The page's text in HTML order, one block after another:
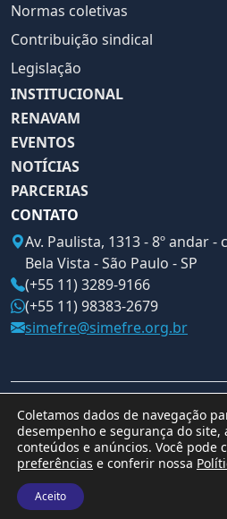
Normas coletivas
Contribuição sindical
Legislação
INSTITUCIONAL
RENAVAM
EVENTOS
NOTÍCIAS
PARCERIAS
CONTATO
Av. Paulista, 1313 - 8º andar -
Bela Vista - São Paulo - SP
(+55 11) 3289-9166
(+55 11) 98383-2679
simefre@simefre.org.br
© Copyright 2026 SIMEFRE
Coletamos dados de navegação
desempenho e segurança do
conteúdos e anúncios. Você pode
preferências e conferir nossa
Aceito